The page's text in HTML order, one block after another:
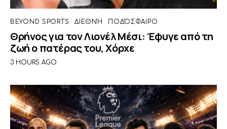
BEYOND SPORTS ΔΙΕΘΝΉ ΠΟΔΌΣΦΑΙΡΟ
Θρήνος για τον Λιονέλ Μέσι: Έφυγε από τη
ζωή ο πατέρας του, Χόρχε
3 HOURS AGO